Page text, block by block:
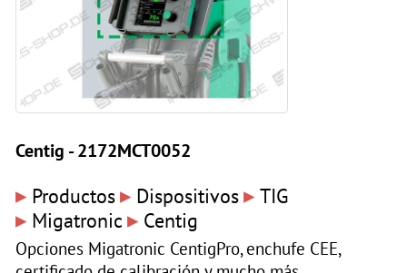
Centig - 2172MCT0052
▸ Productos▸ Dispositivos▸ TIG
▸ Migatronic ▸ Centig
Opciones Migatronic CentigPro, enchufe CEE,